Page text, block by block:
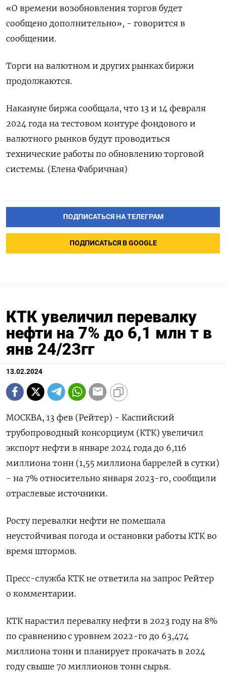
«О времени возобновления торгов будет
сообщено дополнительно», - говорится в
сообщении.
Торги на валютном и других рынках биржи
продолжаются.
Накануне биржа сообщала, что 13 и 14 февраля
2024 года на тестовом контуре фондового и
валютного рынков будут проводиться
технические работы по обновлению торговой
системы. (Елена Фабричная)
ПОДПИСАТЬСЯ НА ТЕЛЕГРАМ
ПОДПИСАТЬСЯ В GOOGLE
КТК увеличил перевалку
нефти на 7% до 6,1 млн т в
янв 24/23гг
13.02.2024
МОСКВА, 13 фев (Рейтер) - Каспийский
трубопроводный консорциум (КТК) увеличил
экспорт нефти в январе 2024 года до 6,116
миллиона тонн (1,55 миллиона баррелей в сутки)
- на 7% относительно января 2023-го, сообщили
отраслевые источники.
Росту перевалки нефти не помешала
неустойчивая погода и остановки работы КТК во
время штормов.
Пресс-служба КТК не ответила на запрос Рейтер
о комментарии.
КТК нарастил перевалку нефти в 2023 году на 8%
по сравнению с уровнем 2022-го до 63,474
миллиона тонн и планирует прокачать в 2024
году свыше 70 миллионов тонн сырья.